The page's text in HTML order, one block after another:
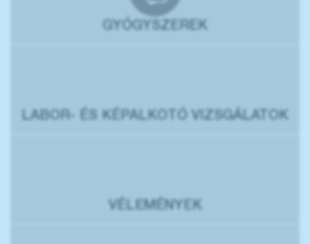
GYÓGYSZEREK
LABOR- ÉS KÉPALKOTÓ VIZSGÁLATOK
VÉLEMÉNYEK